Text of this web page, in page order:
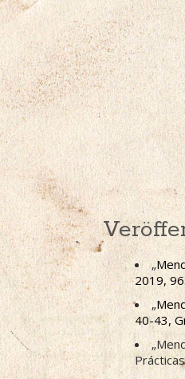
„
2019,
„
40-43,